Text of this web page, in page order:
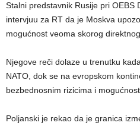
Stalni predstavnik Rusije pri OEBS
intervjuu za RT da je Moskva
mogućnost veoma skorog
Njegove reči dolaze u trenutku
NATO, dok se na evropskom
bezbednosnim rizicima i
Poljanski je rekao da je granica